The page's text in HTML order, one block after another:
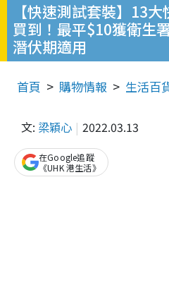
【快速測試套裝】13
買到！最平$10獲衛生
潛伏期適用
首頁 購物情報 生活百
文: 梁穎心 2022.03.13
在Google追蹤
《UHK 港生活》